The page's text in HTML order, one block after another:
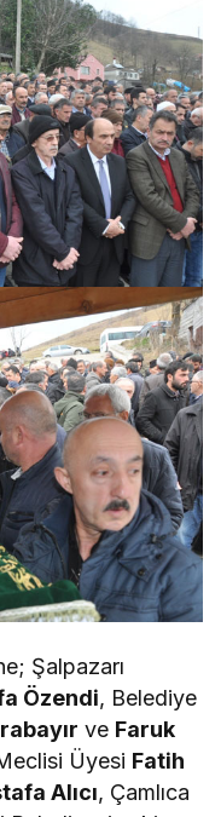
Şalpazarı
Özendi, Belediye
ve Faruk
Üyesi Fatih
Alıcı, Çamlıca